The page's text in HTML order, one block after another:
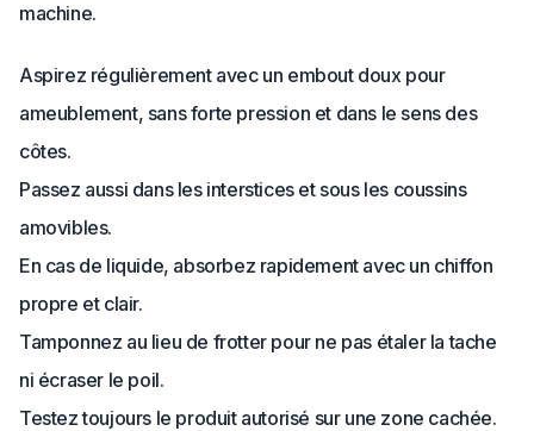
machine.
Aspirez régulièrement avec un embout doux pour
ameublement, sans forte pression et dans le sens des
côtes.
Passez aussi dans les interstices et sous les coussins
amovibles.
En cas de liquide, absorbez rapidement avec un chiffon
propre et clair.
Tamponnez au lieu de frotter pour ne pas étaler la tache
ni écraser le poil.
Testez toujours le produit autorisé sur une zone cachée.